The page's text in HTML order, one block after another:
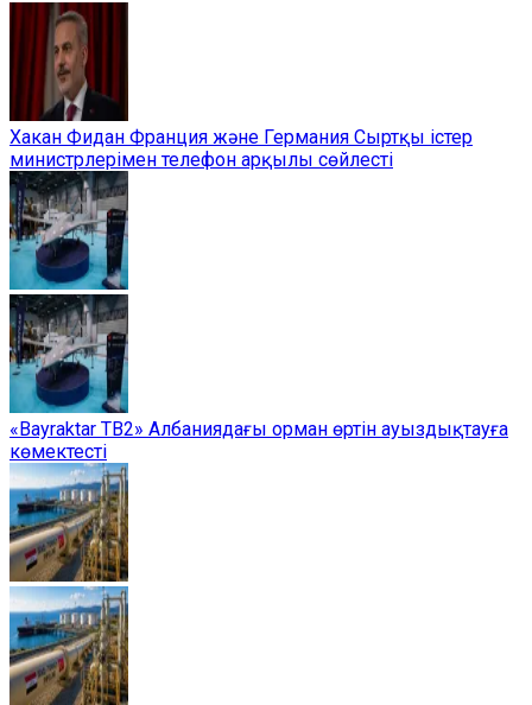
Хакан Фидан Франция және Германия Сыртқы істер
министрлерімен телефон арқылы сөйлесті
«Bayraktar TB2» Албаниядағы орман өртін ауыздықтауға
көмектесті